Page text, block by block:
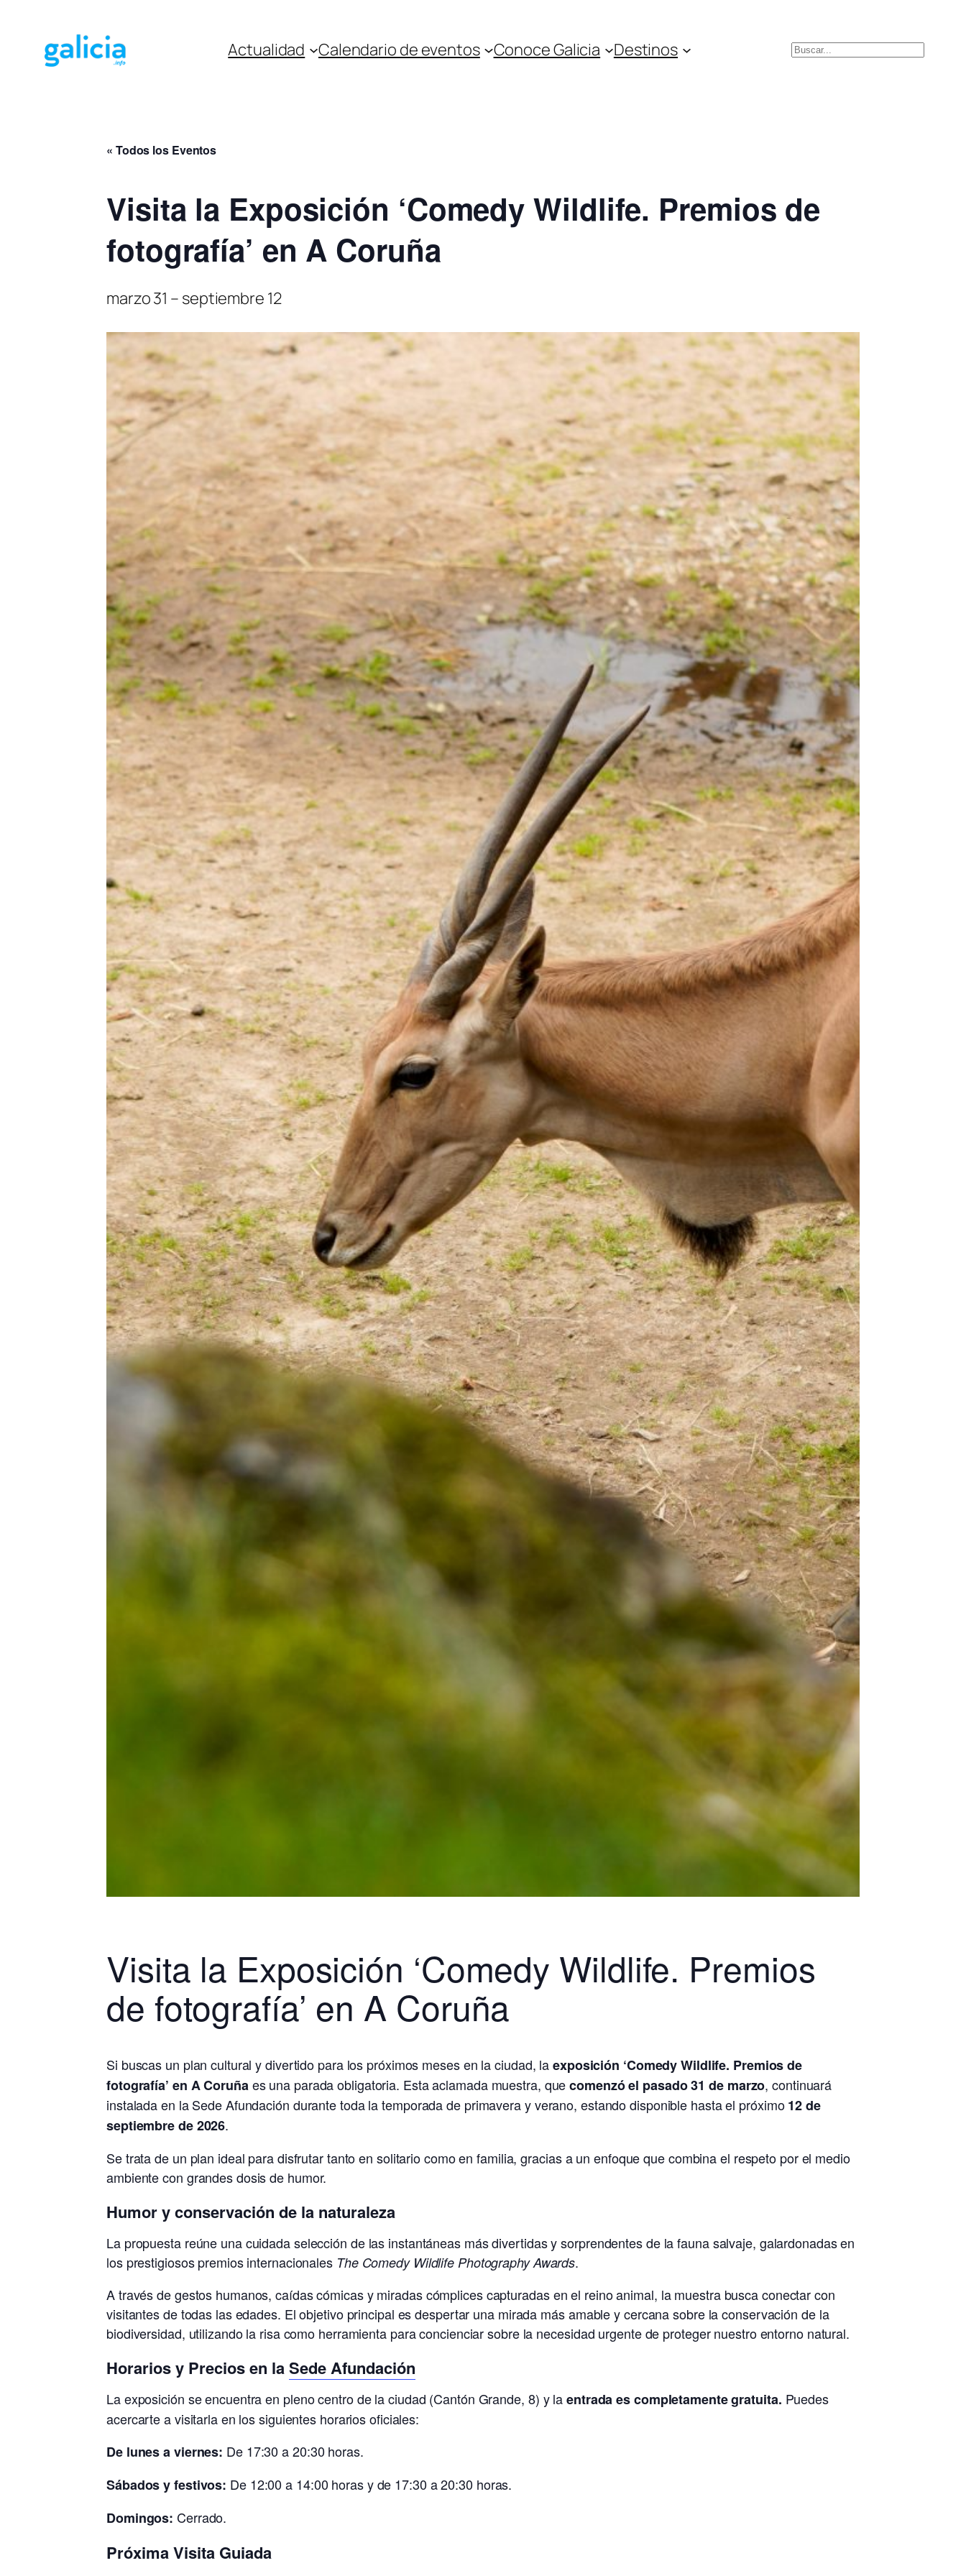
Actualidad Calendario de eventos Conoce Galicia Destinos Buscar
« Todos los Eventos
Visita la Exposición ‘Comedy Wildlife. Premios de
fotografía’ en A Coruña
marzo 31 – septiembre 12
Visita la Exposición ‘Comedy Wildlife. Premios
de fotografía’ en A Coruña
Si buscas un plan cultural y divertido para los próximos meses en la ciudad, laexposición ‘Comedy Wildlife. Premios de
fotografía’ en A Coruña es una parada obligatoria. Esta aclamada muestra, quecomenzó el pasado 31 de marzo, continuará
instalada en la Sede Afundación durante toda la temporada de primavera y verano, estando disponible hasta el próximo12 de
septiembre de 2026.
Se trata de un plan ideal para disfrutar tanto en solitario como en familia, gracias a un enfoque que combina el respeto por el medio
ambiente con grandes dosis de humor.
Humor y conservación de la naturaleza
La propuesta reúne una cuidada selección de las instantáneas más divertidas y sorprendentes de la fauna salvaje, galardonadas en
los prestigiosos premios internacionales The Comedy Wildlife Photography Awards.
A través de gestos humanos, caídas cómicas y miradas cómplices capturadas en el reino animal, la muestra busca conectar con
visitantes de todas las edades. El objetivo principal es despertar una mirada más amable y cercana sobre la conservación de la
biodiversidad, utilizando la risa como herramienta para concienciar sobre la necesidad urgente de proteger nuestro entorno natural.
Horarios y Precios en laSede Afundación
La exposición se encuentra en pleno centro de la ciudad (Cantón Grande, 8) y laentrada es completamente gratuita. Puedes
acercarte a visitarla en los siguientes horarios oficiales:
De lunes a viernes: De 17:30 a 20:30 horas.
Sábados y festivos: De 12:00 a 14:00 horas y de 17:30 a 20:30 horas.
Domingos: Cerrado.
Próxima Visita Guiada